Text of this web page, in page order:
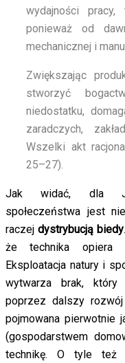
wydajności
ponieważ od
mechanicznej i
Zwiększając
stworzyć
niedostatku,
zaradczych,
Wszelki akt
25–27).
Jak widać, dla
społeczeństwa jest
raczej dystrybucją biedy
że technika
Eksploatacja natury i
wytwarza brak, który
poprzez dalszy
pojmowana pierwotnie
(gospodarstwem
technikę. O tyle też